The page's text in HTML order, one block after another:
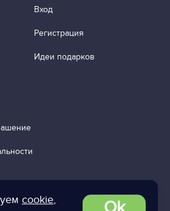
cookie,
Вход
Регистрация
Идеи подарков